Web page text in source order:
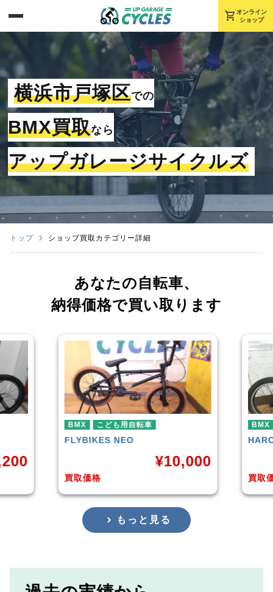
shopping_cart オンライン
ショップ
横浜市戸塚区での
BMX買取なら
アップガレージサイクルズ
トップ ショップ買取カテゴリー詳細
あなたの自転車、
納得価格で買い取ります
BMX
HARODOWNTOWN
買取価格
¥4,225
BMX
買取
もっと見る